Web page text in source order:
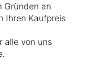
Gründen an
Ihren Kaufpreis
alle von uns